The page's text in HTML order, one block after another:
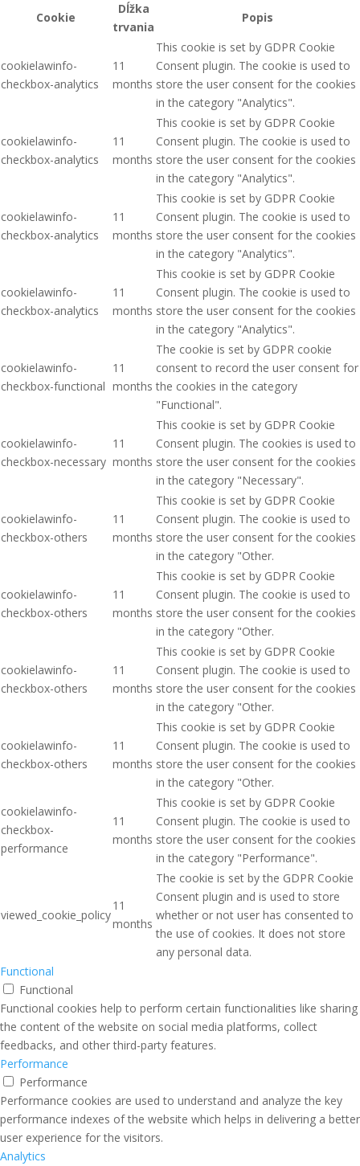
Cookie
Dĺžka
trvania
Popis
cookielawinfo-
checkbox-analytics
11
months
This cookie is set by GDPR Cookie
Consent plugin. The cookie is used to
store the user consent for the cookies
in the category "Analytics".
cookielawinfo-
checkbox-analytics
11
months
This cookie is set by GDPR Cookie
Consent plugin. The cookie is used to
store the user consent for the cookies
in the category "Analytics".
cookielawinfo-
checkbox-analytics
11
months
This cookie is set by GDPR Cookie
Consent plugin. The cookie is used to
store the user consent for the cookies
in the category "Analytics".
cookielawinfo-
checkbox-analytics
11
months
This cookie is set by GDPR Cookie
Consent plugin. The cookie is used to
store the user consent for the cookies
in the category "Analytics".
cookielawinfo-
checkbox-functional
11
months
The cookie is set by GDPR cookie
consent to record the user consent for
the cookies in the category
"Functional".
cookielawinfo-
checkbox-necessary
11
months
This cookie is set by GDPR Cookie
Consent plugin. The cookies is used to
store the user consent for the cookies
in the category "Necessary".
cookielawinfo-
checkbox-others
11
months
This cookie is set by GDPR Cookie
Consent plugin. The cookie is used to
store the user consent for the cookies
in the category "Other.
cookielawinfo-
checkbox-others
11
months
This cookie is set by GDPR Cookie
Consent plugin. The cookie is used to
store the user consent for the cookies
in the category "Other.
cookielawinfo-
checkbox-others
11
months
This cookie is set by GDPR Cookie
Consent plugin. The cookie is used to
store the user consent for the cookies
in the category "Other.
cookielawinfo-
checkbox-others
11
months
This cookie is set by GDPR Cookie
Consent plugin. The cookie is used to
store the user consent for the cookies
in the category "Other.
cookielawinfo-
checkbox-
performance
11
months
This cookie is set by GDPR Cookie
Consent plugin. The cookie is used to
store the user consent for the cookies
in the category "Performance".
viewed_cookie_policy
11
months
The cookie is set by the GDPR Cookie
Consent plugin and is used to store
whether or not user has consented to
the use of cookies. It does not store
any personal data.
Functional
Functional
Functional cookies help to perform certain functionalities like sharing
the content of the website on social media platforms, collect
feedbacks, and other third-party features.
Performance
Performance
Performance cookies are used to understand and analyze the key
performance indexes of the website which helps in delivering a better
user experience for the visitors.
Analytics